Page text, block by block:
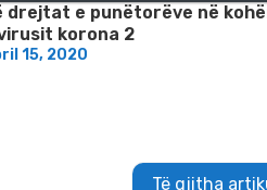
drejtat e punëtorëve në
korona 2
15, 2020
Të gjitha